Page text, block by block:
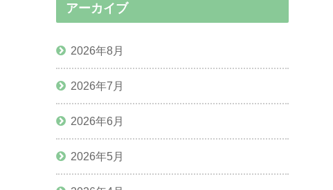
アーカイブ
2026年8月
2026年7月
2026年6月
2026年5月